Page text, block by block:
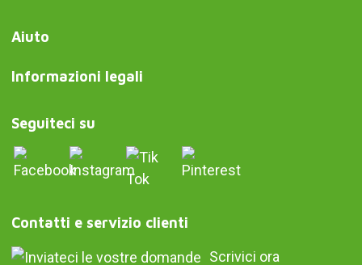
Aiuto
Informazioni legali
Seguiteci su
Contatti e servizio clienti
Scrivici ora